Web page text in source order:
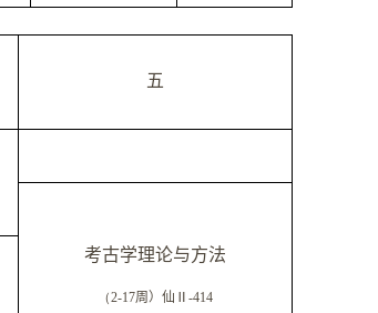
五
考古学理论与方法
（2-17周）仙 Ⅱ -414